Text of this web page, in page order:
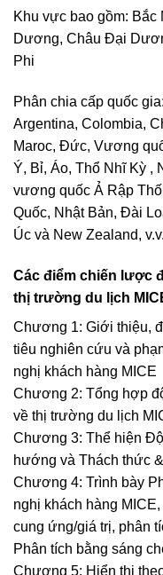
Khu vực bao gồm: Bắc
Dương, Châu Đại
Phi
Phân chia cấp quốc
Argentina, Colombia,
Maroc, Đức, Vương
Ý, Bỉ, Áo, Thổ Nhĩ Kỳ ,
vương quốc Ả Rập
Quốc, Nhật Bản, Đài
Úc và New Zealand, v.v.
Các điểm chiến lược
thị trường du lịch
Chương 1: Giới thiệu,
tiêu nghiên cứu và
nghị khách hàng MICE
Chương 2: Tổng hợp
về thị trường du lịch
Chương 3: Thể hiện
hướng và Thách thức
Chương 4: Trình bày
nghị khách hàng
cung ứng/giá trị, phân
Phân tích bằng sáng
Chương 5: Hiển thị